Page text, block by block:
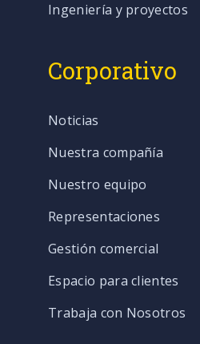
Ingeniería y proyectos
Corporativo
Noticias
Nuestra compañía
Nuestro equipo
Representaciones
Gestión comercial
Espacio para clientes
Trabaja con Nosotros